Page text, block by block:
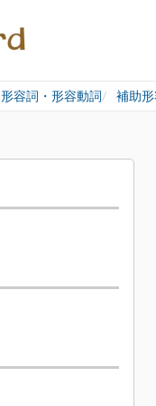
形容詞・形容動詞 補助